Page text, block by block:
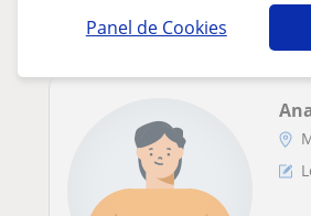
Panel de Cookies